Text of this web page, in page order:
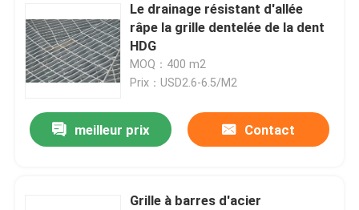
Maison
Le drainage résistant d'allée
râpe la grille dentelée de la dent
HDG
MOQ：400 m2
Prix：USD2.6-6.5/M2
meilleur prix Contact
Grille à barres d'acier